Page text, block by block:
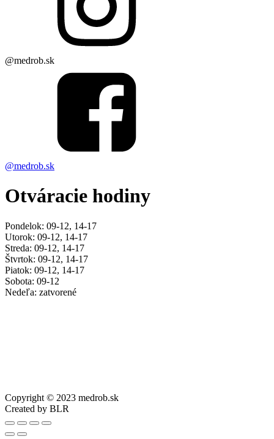
@medrob.sk
@medrob.sk
Otváracie hodiny
Pondelok: 09-12, 14-17
Utorok: 09-12, 14-17
Streda: 09-12, 14-17
Štvrtok: 09-12, 14-17
Piatok: 09-12, 14-17
Sobota: 09-12
Nedeľa: zatvorené
Copyright © 2023 medrob.sk
Created by BLR